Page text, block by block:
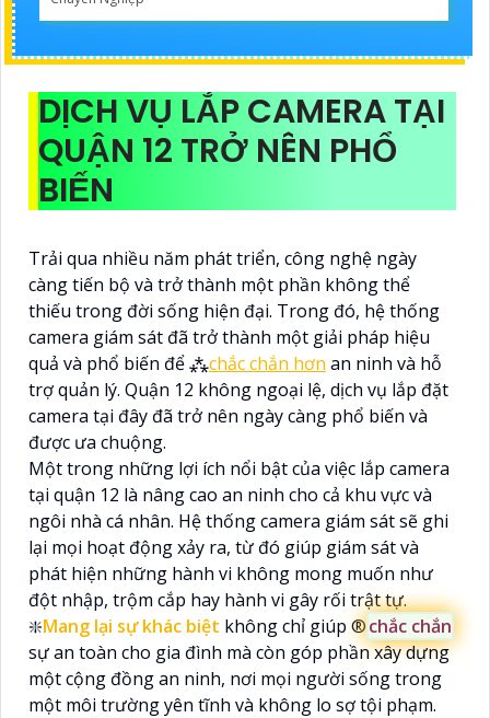
DỊCH VỤ LẮP CAMERA TẠI
QUẬN 12 TRỞ NÊN PHỔ
BIẾN
Trải qua nhiều năm phát triển, công nghệ ngày
càng tiến bộ và trở thành một phần không thể
thiếu trong đời sống hiện đại. Trong đó, hệ thống
camera giám sát đã trở thành một giải pháp hiệu
quả và phổ biến để ⁂chắc chắn hơn an ninh và hỗ
trợ quản lý. Quận 12 không ngoại lệ, dịch vụ lắp đặt
camera tại đây đã trở nên ngày càng phổ biến và
được ưa chuộng.
Một trong những lợi ích nổi bật của việc lắp camera
tại quận 12 là nâng cao an ninh cho cả khu vực và
ngôi nhà cá nhân. Hệ thống camera giám sát sẽ ghi
lại mọi hoạt động xảy ra, từ đó giúp giám sát và
phát hiện những hành vi không mong muốn như
đột nhập, trộm cắp hay hành vi gây rối trật tự.
❇️Mang lại sự khác biệt không chỉ giúp ®️chắc chắn
sự an toàn cho gia đình mà còn góp phần xây dựng
một cộng đồng an ninh, nơi mọi người sống trong
một môi trường yên tĩnh và không lo sợ tội phạm.